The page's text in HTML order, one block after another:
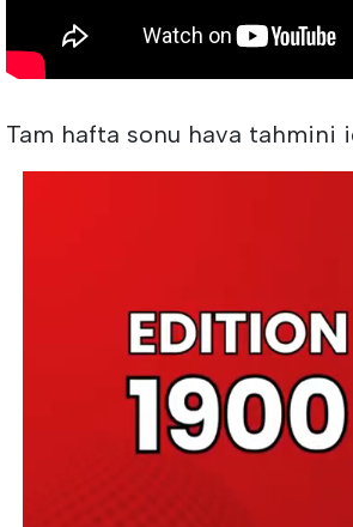
Tam hafta sonu hava tahmini